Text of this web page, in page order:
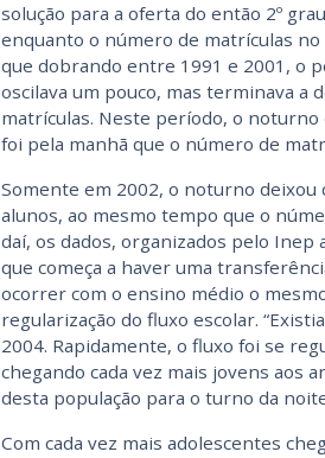
solução para a oferta do então 2º
enquanto o número de matrículas
que dobrando entre 1991 e 2001, o
oscilava um pouco, mas terminava a
matrículas. Neste período, o noturno
foi pela manhã que o número de
Somente em 2002, o noturno
alunos, ao mesmo tempo que o
daí, os dados, organizados pelo
que começa a haver uma
ocorrer com o ensino médio o
regularização do fluxo escolar.
2004. Rapidamente, o fluxo foi se
chegando cada vez mais jovens aos
desta população para o turno da
Com cada vez mais adolescentes